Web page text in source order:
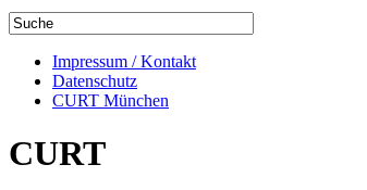
Impressum / Kontakt
Datenschutz
CURT München
CURT